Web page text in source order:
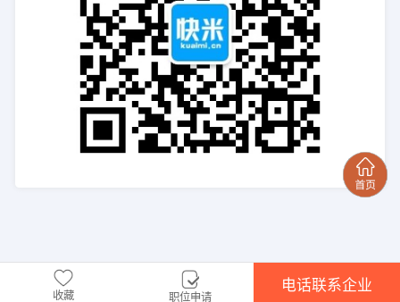
收藏 职位申请
电话联系企业